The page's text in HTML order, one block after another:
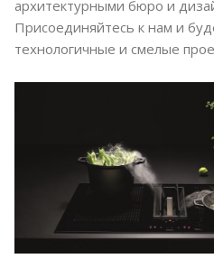
архитектурными бюро и
Присоединяйтесь к нам и
технологичные и смелые